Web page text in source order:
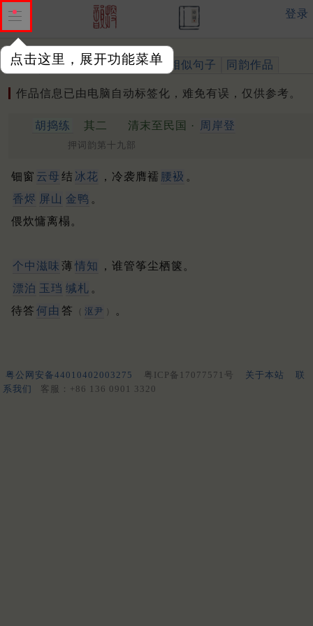
点击这里，展开功能菜单
登录
作品 标注四声 出处、引用 相似句子 同韵作品
作品信息已由电脑自动标签化，难免有误，仅供参考。
胡捣练 其二 清末至民国 · 周岸登
押词韵第十九部
钿窗 云母 结 冰花 ，冷袭膺襦 腰衱 。
香烬 屏山 金鸭 。
偎炊慵离榻。
个中滋味 薄 情知
，谁管筝尘栖箧。
漂泊 玉珰 缄札 。
待答 何由 答 （ 沤尹 ） 。
粤公网安备44010402003275 粤ICP备17077571号 关于本站
联
系我们
客服：+86 136 0901 3320